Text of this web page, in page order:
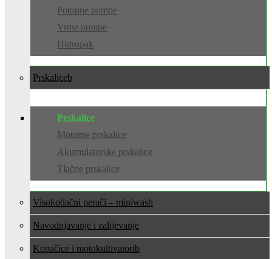
Potopne pumpe
Vrtne pumpe
Hidropak
Prskalice
Prskalice
Motorne prskalice
Akumulatorske prskalice
Tlačne prskalice
Visokotlačni perači – miniwash
Navodnjavanje i zalijevanje
Kopačice i motokultivatori